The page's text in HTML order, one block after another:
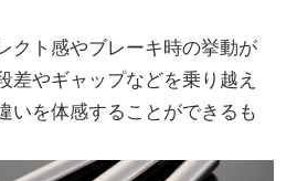
ュ
ー
クト感やブレーキ時の挙動が
差やギャップなどを乗り越え
いを体感することができるも